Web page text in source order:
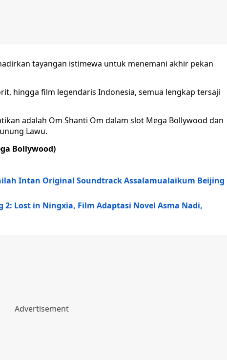
tayangan istimewa untuk menemani akhir pekan
hingga film legendaris Indonesia, semua lengkap tersaji
adalah Om Shanti Om dalam slot Mega Bollywood dan
Lawu.
Bollywood)
Intan Original Soundtrack Assalamualaikum Beijing
Lost in Ningxia, Film Adaptasi Novel Asma Nadi,